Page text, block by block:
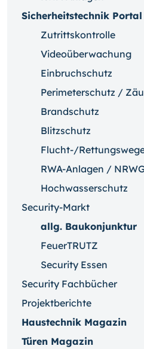
Sicherheitstechnik Portal
Zutrittskontrolle
Videoüberwachung
Einbruchschutz
Perimeterschutz /
Brandschutz
Blitzschutz
Flucht-/
RWA-Anlagen /
Hochwasserschutz
Security-Markt
allg. Baukonjunktur
FeuerTRUTZ
Security Essen
Security Fachbücher
Projektberichte
Haustechnik Magazin
Türen Magazin